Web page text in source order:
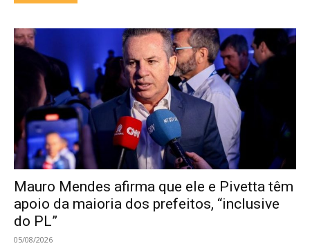
Mauro Mendes afirma que ele e Pivetta têm
apoio da maioria dos prefeitos, “inclusive
do PL”
05/08/2026